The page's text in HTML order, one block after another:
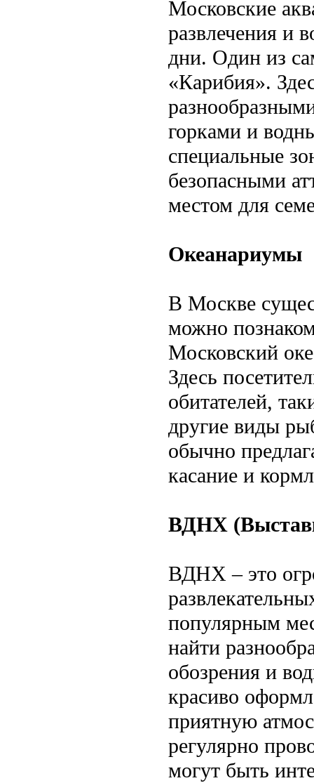
Московские
развлечения и
дни. Один из
«Карибия».
горками и
специальные
безопасными
местом для
Океанариумы
В Москве
можно
Московский
Здесь
обитателей,
другие виды
обычно
касание и
ВДНХ
ВДНХ – это
популярным
найти
обозрения и
красиво
приятную
регулярно
могут быть